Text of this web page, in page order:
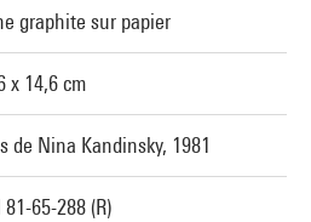
graphite sur papier
x 14,6 cm
de Nina Kandinsky, 1981
65-288 (R)